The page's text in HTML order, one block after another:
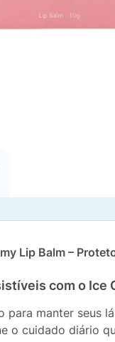
Lip Balm –
com o Ice
para manter seus
o cuidado diário